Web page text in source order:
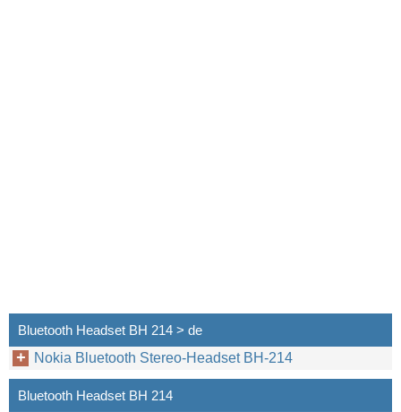
Bluetooth Headset BH 214 > de
Nokia Bluetooth Stereo-Headset BH-214
Bluetooth Headset BH 214